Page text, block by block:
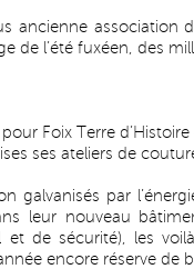
ancienne
de l’été fuxéen, des
Foix Terre
ses ateliers de
galvanisés par
leur nouveau
et de sécurité), les
encore réserve de